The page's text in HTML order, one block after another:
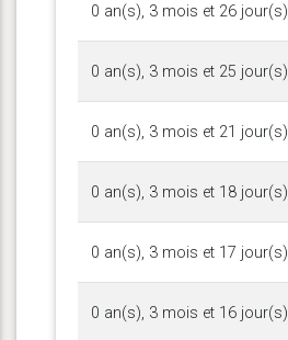
0 an(s), 3 mois et 26 jour(s)
0 an(s), 3 mois et 25 jour(s)
0 an(s), 3 mois et 21 jour(s)
0 an(s), 3 mois et 18 jour(s)
0 an(s), 3 mois et 17 jour(s)
0 an(s), 3 mois et 16 jour(s)